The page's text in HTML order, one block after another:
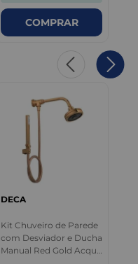
COMPRAR
DECA
Kit Chuveiro de Parede
com Desviador e Ducha
Manual Red Gold Acqua